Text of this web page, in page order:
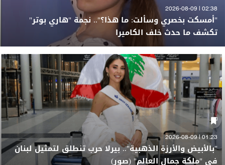
02:38 | 2026-08-09
"أمسكت بخصري وسألت: ما هذا؟".. نجمة "هاري بوتر"
تكشف ما حدث خلف الكاميرا
01:23 | 2026-08-09
"بالأبيض والأرزة الذهبية".. بيرلا حرب تنطلق لتمثيل لبنان
في "ملكة جمال العالم" (صور)